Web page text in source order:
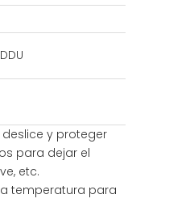
y proteger
para dejar el
etc.
temperatura para